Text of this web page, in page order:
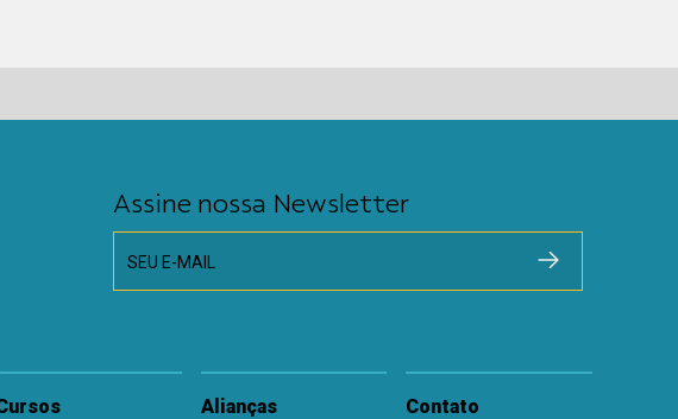
Assine nossa Newsletter
SEU E-MAIL
Alianças Contato